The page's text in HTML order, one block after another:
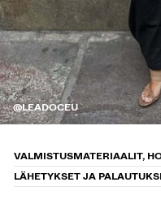
@LEADOCEU
VALMISTUSMATERIAALIT,
LÄHETYKSET JA